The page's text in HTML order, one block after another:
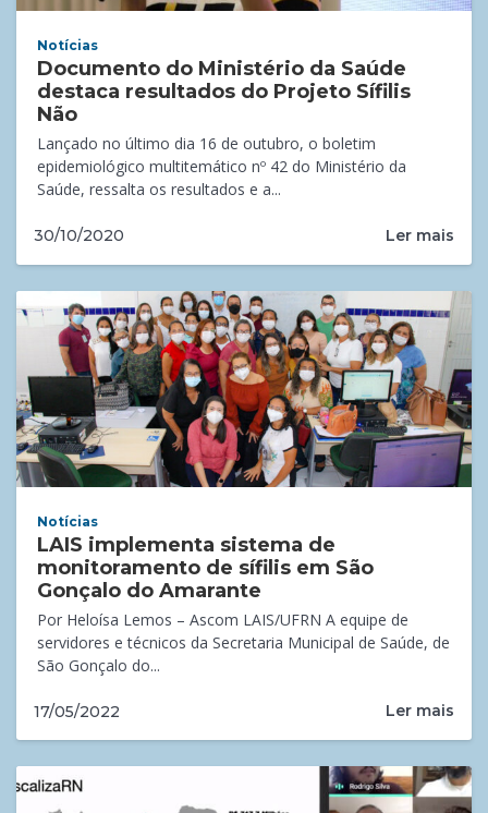
Notícias
Documento do Ministério da Saúde
destaca resultados do Projeto Sífilis
Não
Lançado no último dia 16 de outubro, o boletim
epidemiológico multitemático nº 42 do Ministério da
Saúde, ressalta os resultados e a...
30/10/2020 Ler mais
Notícias
LAIS implementa sistema de
monitoramento de sífilis em São
Gonçalo do Amarante
Por Heloísa Lemos – Ascom LAIS/UFRN A equipe de
servidores e técnicos da Secretaria Municipal de Saúde, de
São Gonçalo do...
17/05/2022 Ler mais